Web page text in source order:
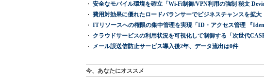
安全なモバイル環境を確立「Wi-Fi制御/VPN利用の強制 秘文
費用対効果に優れたロードバランサーでビジネスチャンスを拡大
ITリソースへの権限の集中管理を実現「ID・アクセス管理 『
クラウドサービスの利用状況を可視化して制御する「次世代
メール誤送信防止サービス導入後2年、データ流出は0件
今、あなたにオススメ